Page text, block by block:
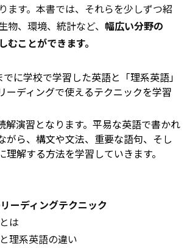
ます。本書では、それらを少しずつ紹
物、環境、統計など、 幅広い分野の
むことができます。
に学校で学習した英語と「理系英語」
ーディングで使えるテクニックを学習
解演習となります。平易な英語で書かれ
がら、構文や文法、重要な語句、そし
理解する方法を学習していきます。
ーディングテクニック
は
理系英語の違い